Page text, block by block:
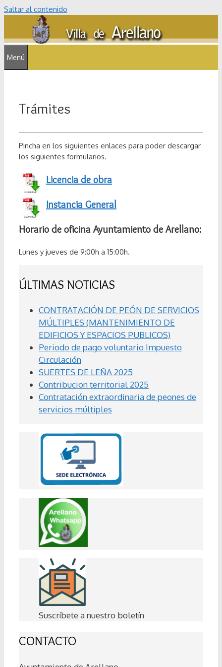
Saltar al contenido
Menú
Trámites
Pincha en los siguientes enlaces para poder descargar
los siguientes formularios.
Licencia de obra
Instancia General
Horario de oficina Ayuntamiento de Arellano:
Lunes y jueves de 9:00h a 15:00h.
ÚLTIMAS NOTICIAS
CONTRATACIÓN DE PEÓN DE SERVICIOS
MÚLTIPLES (MANTENIMIENTO DE
EDIFICIOS Y ESPACIOS PUBLICOS)
Periodo de pago voluntario Impuesto
Circulación
SUERTES DE LEÑA 2025
Contribucion territorial 2025
Contratación extraordinaria de peones de
servicios múltiples
Suscríbete a nuestro boletín
CONTACTO